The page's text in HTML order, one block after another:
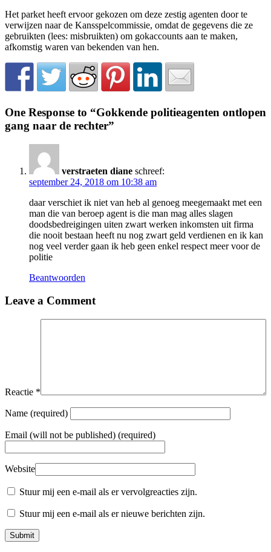
Het parket heeft ervoor gekozen om deze zestig agenten door te
verwijzen naar de Kansspelcommissie, omdat de gegevens die ze
gebruikten (lees: misbruikten) om gokaccounts aan te maken,
afkomstig waren van bekenden van hen.
One Response to “Gokkende politieagenten ontlopen
gang naar de rechter”
verstraeten diane schreef:
september 24, 2018 om 10:38 am
daar verschiet ik niet van heb al genoeg meegemaakt met een
man die van beroep agent is die man mag alles slagen
doodsbedreigingen uiten zwart werken inkomsten uit firma
die nooit bestaan heeft nu nog zwart geld verdienen en ik kan
nog veel verder gaan ik heb geen enkel respect meer voor de
politie
Beantwoorden
Leave a Comment
Reactie *
Name (required)
Email (will not be published) (required)
Website
Stuur mij een e-mail als er vervolgreacties zijn.
Stuur mij een e-mail als er nieuwe berichten zijn.